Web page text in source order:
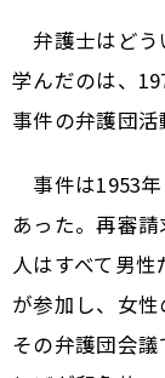
弁護士はどう
学んだのは、
事件の弁護団活
事件は1953
あった。再審
人はすべて男
が参加し、女性
その弁護団会